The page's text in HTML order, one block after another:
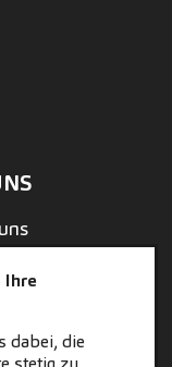
Team
Ihre
dabei, die